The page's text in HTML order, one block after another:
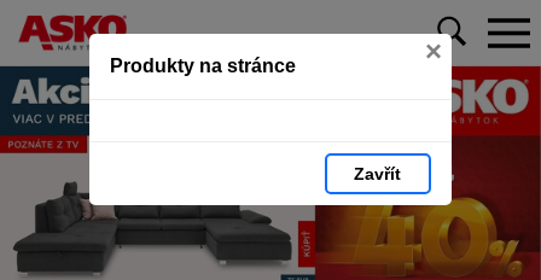
Produkty na stránce ×
Zavřít